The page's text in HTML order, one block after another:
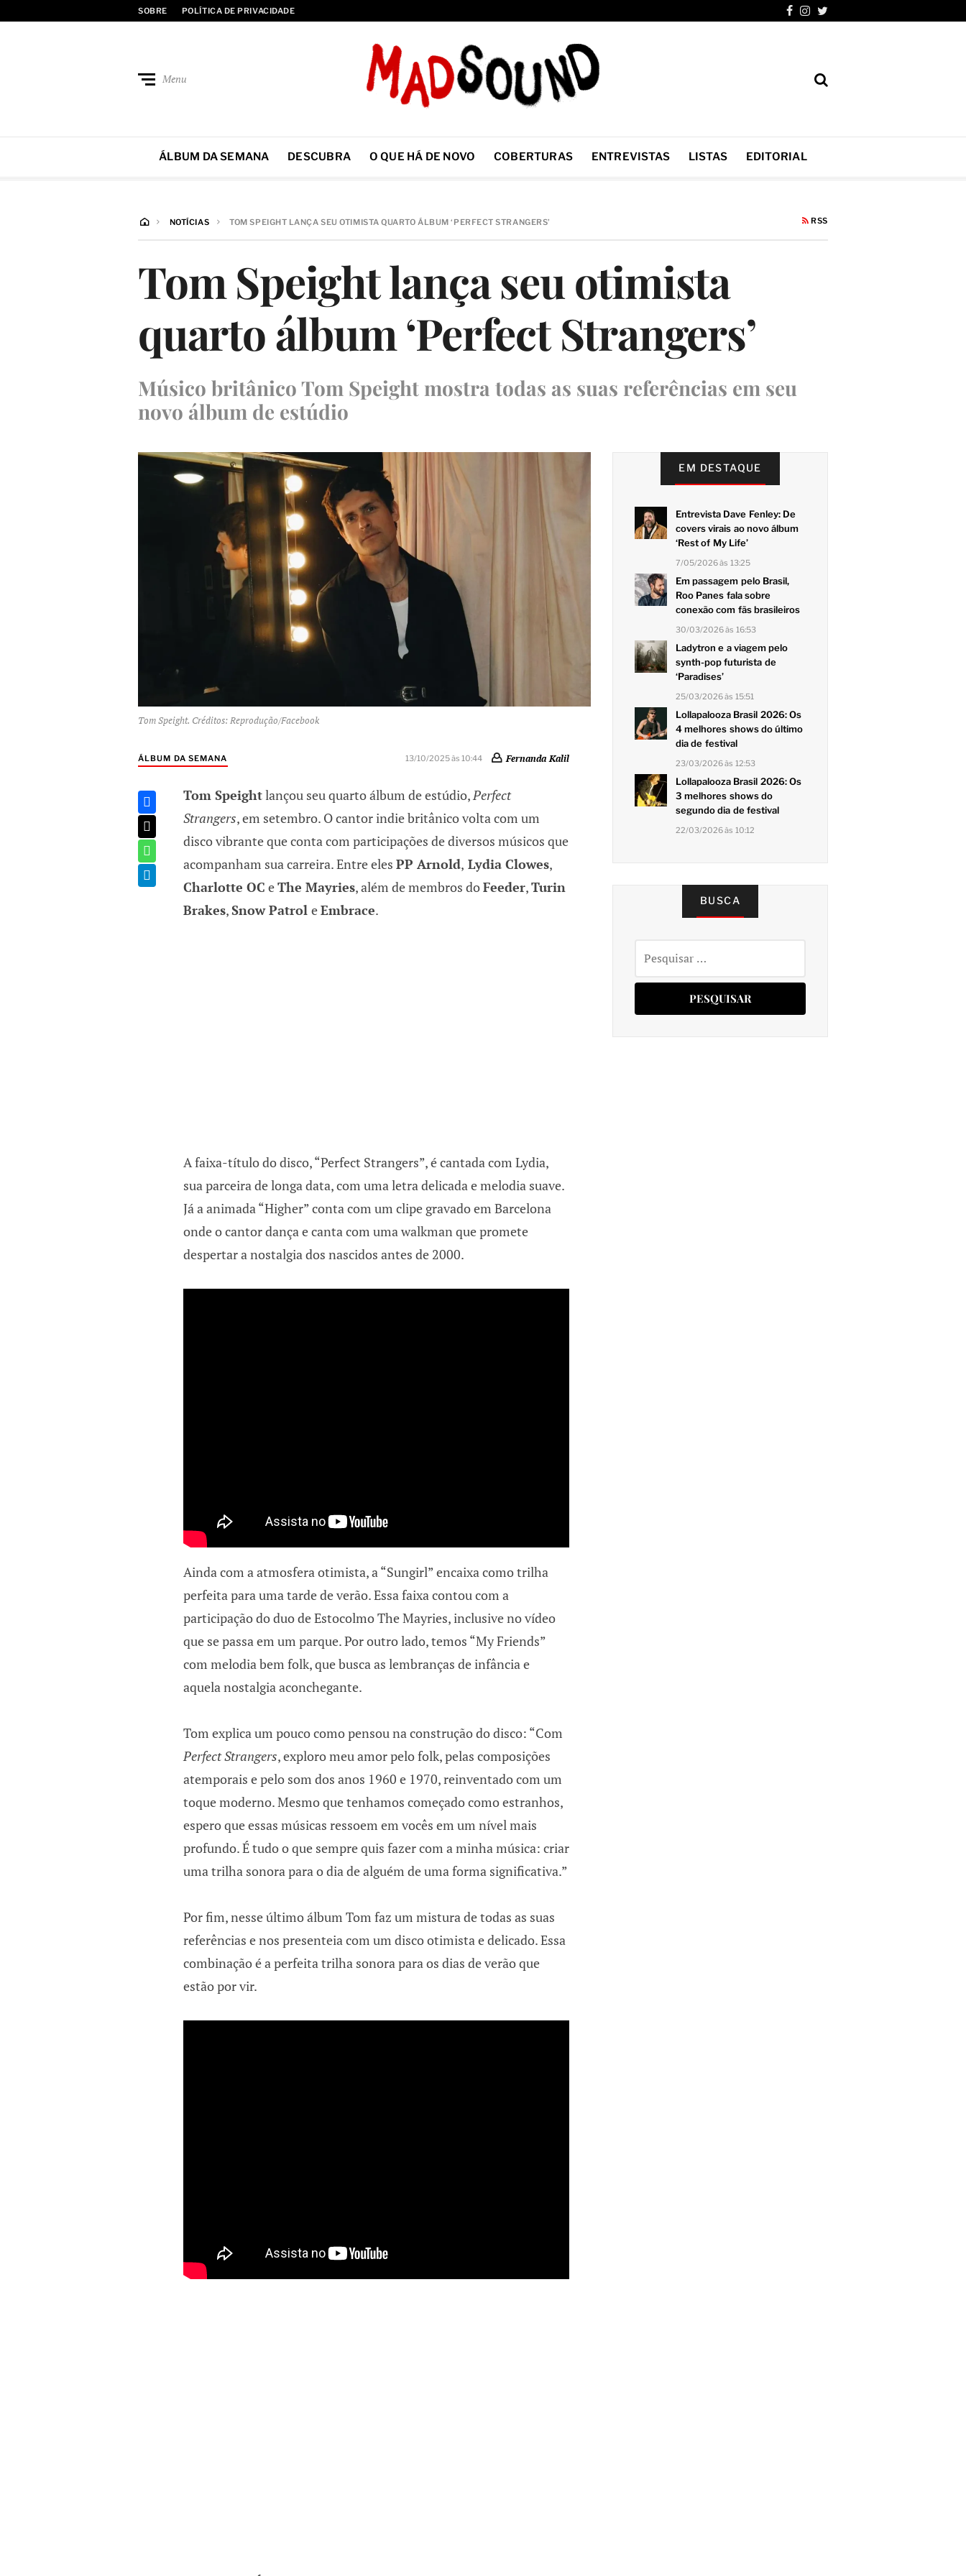
SOBRE POLÍTICA DE PRIVACIDADE
Menu
ÁLBUM DA SEMANA DESCUBRA O QUE HÁ DE NOVO COBERTURAS ENTREVISTAS LISTAS EDITORIAL
NOTÍCIAS TOM SPEIGHT LANÇA SEU OTIMISTA QUARTO ÁLBUM ‘PERFECT STRANGERS’ RSS
Tom Speight lança seu otimista
quarto álbum ‘Perfect Strangers’
Músico britânico Tom Speight mostra todas as suas referências em seu
novo álbum de estúdio
Tom Speight. Créditos: Reprodução/Facebook
ÁLBUM DA SEMANA 13/10/2025 às 10:44 Fernanda Kalil
Tom Speightlançou seu quarto álbum de estúdio, Perfect
Strangers, em setembro. O cantor indie britânico volta com um
disco vibrante que conta com participações de diversos músicos que
acompanham sua carreira. Entre eles PP Arnold, Lydia Clowes,
Charlotte OC eThe Mayries, além de membros doFeeder,Turin
Brakes,Snow Patrol eEmbrace.
A faixa-título do disco, “Perfect Strangers”, é cantada com Lydia,
sua parceira de longa data, com uma letra delicada e melodia suave.
Já a animada “Higher” conta com um clipe gravado em Barcelona
onde o cantor dança e canta com uma walkman que promete
despertar a nostalgia dos nascidos antes de 2000.
Ainda com a atmosfera otimista, a “Sungirl” encaixa como trilha
perfeita para uma tarde de verão. Essa faixa contou com a
participação do duo de Estocolmo The Mayries, inclusive no vídeo
que se passa em um parque. Por outro lado, temos “My Friends”
com melodia bem folk, que busca as lembranças de infância e
aquela nostalgia aconchegante.
Tom explica um pouco como pensou na construção do disco: “Com
Perfect Strangers, exploro meu amor pelo folk, pelas composições
atemporais e pelo som dos anos 1960 e 1970, reinventado com um
toque moderno. Mesmo que tenhamos começado como estranhos,
espero que essas músicas ressoem em vocês em um nível mais
profundo. É tudo o que sempre quis fazer com a minha música: criar
uma trilha sonora para o dia de alguém de uma forma significativa.”
Por fim, nesse último álbum Tom faz um mistura de todas as suas
referências e nos presenteia com um disco otimista e delicado. Essa
combinação é a perfeita trilha sonora para os dias de verão que
estão por vir.
EM DESTAQUE
Entrevista Dave Fenley: De
covers virais ao novo álbum
‘Rest of My Life’
7/05/2026 às 13:25
Em passagem pelo Brasil,
Roo Panes fala sobre
conexão com fãs brasileiros
30/03/2026 às 16:53
Ladytron e a viagem pelo
synth-pop futurista de
‘Paradises’
25/03/2026 às 15:51
Lollapalooza Brasil 2026: Os
4 melhores shows do último
dia de festival
23/03/2026 às 12:53
Lollapalooza Brasil 2026: Os
3 melhores shows do
segundo dia de festival
22/03/2026 às 10:12
BUSCA
por: